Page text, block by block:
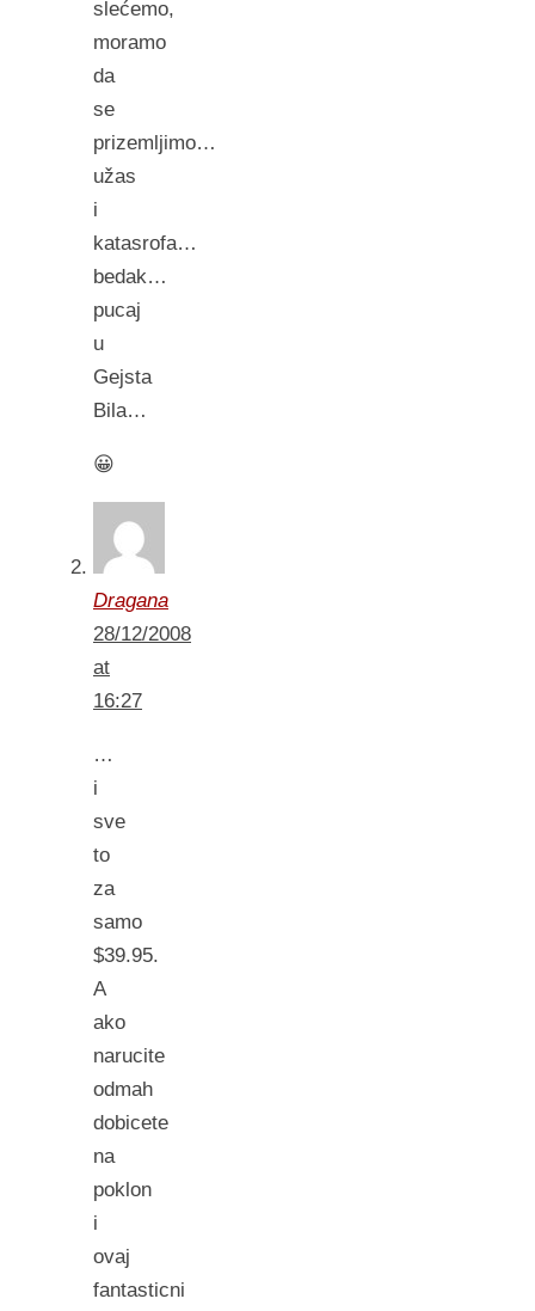
slećemo,
moramo
da
se
prizemljimo…
užas
i
katasrofa…
bedak…
pucaj
u
Gejsta
Bila…
😀
Dragana
28/12/2008
at
16:27
…
i
sve
to
za
samo
$39.95.
A
ako
narucite
odmah
dobicete
na
poklon
i
ovaj
fantasticni